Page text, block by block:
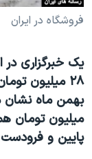
گالری عکس
اعتراضات زن،
تریبونال مردمی
دادگاه حمید نوری
چهل سال
قانون شفافیت
فروشگاه‌ در ایران
یک خبرگزاری در
۲۸ میلیون
میلیون تومان
پایین و فرودست